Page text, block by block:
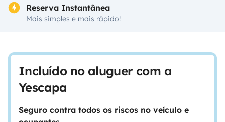
Reserva Instantânea
Mais simples e mais rápido!
Incluído no aluguer com a
Yescapa
Seguro contra todos os riscos no veículo e